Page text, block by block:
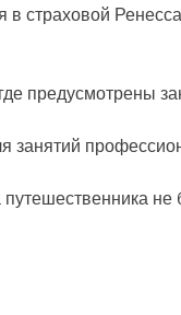
страховой
предусмотрены
занятий
не